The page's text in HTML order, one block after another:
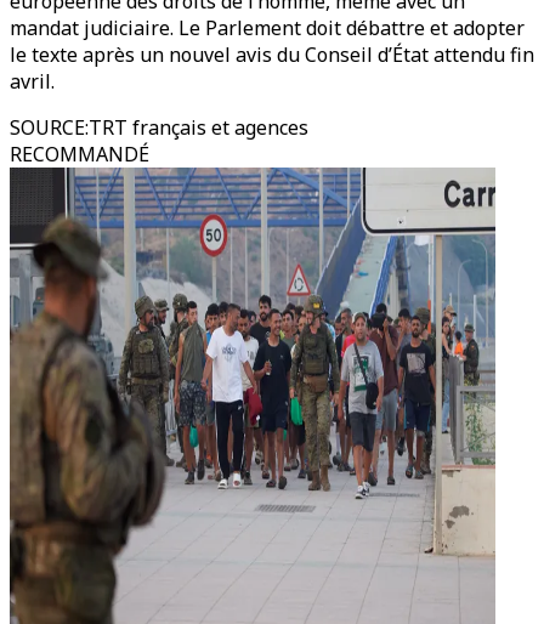
mandat judiciaire. Le Parlement doit débattre et adopter
le texte après un nouvel avis du Conseil d’État attendu fin
avril.
SOURCE:TRT français et agences
RECOMMANDÉ